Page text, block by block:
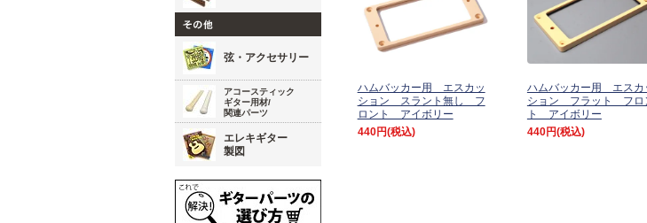
弦・アクセサリー
アコースティック
ギター用材/
関連パーツ
エレキギター
製図
ハムバッカー用 エスカッ
ション スラント無し フ
ロント アイボリー
440円(税込)
ハムバッカー用 エスカ
ション フラット フロ
ト アイボリー
440円(税込)